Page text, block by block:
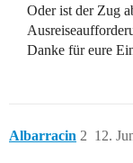
Oder ist der Zug
Danke für eure
Albarracin 12.
2